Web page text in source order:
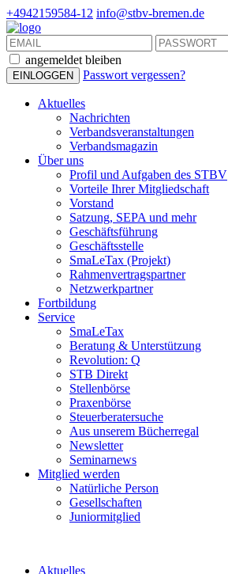
+4942159584-12 info@stbv-bremen.de
angemeldet bleiben
Passwort vergessen?
Aktuelles
Nachrichten
Verbandsveranstaltungen
Verbandsmagazin
Über uns
Profil und Aufgaben des STBV
Vorteile Ihrer Mitgliedschaft
Vorstand
Satzung, SEPA und mehr
Geschäftsführung
Geschäftsstelle
SmaLeTax (Projekt)
Rahmenvertragspartner
Netzwerkpartner
Fortbildung
Service
SmaLeTax
Beratung & Unterstützung
Revolution: Q
STB Direkt
Stellenbörse
Praxenbörse
Steuerberatersuche
Aus unserem Bücherregal
Newsletter
Seminarnews
Mitglied werden
Natürliche Person
Gesellschaften
Juniormitglied
Aktuelles